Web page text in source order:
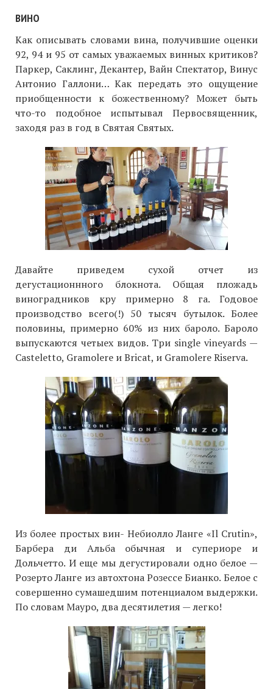
ВИНО
Как описывать словами вина, получившие оценки
92, 94 и 95 от самых уважаемых винных критиков?
Паркер, Саклинг, Декантер, Вайн Спектатор, Винус
Антонио Галлони… Как передать это ощущение
приобщенности к божественному? Может быть
что-то подобное испытывал Первосвященник,
заходя раз в год в Святая Святых.
Давайте приведем сухой отчет из
дегустационнного блокнота. Общая пложадь
виноградников кру примерно 8 га. Годовое
производство всего(!) 50 тысяч бутылок. Более
половины, примерно 60% из них бароло. Бароло
выпускаются четыех видов. Три single vineyards —
Casteletto, Gramolere и Bricat, и Gramolere Riserva.
Из более простых вин- Небиолло Ланге «Il Crutin»,
Барбера ди Альба обычная и супериоре и
Дольчетто. И еще мы дегустировали одно белое —
Розерто Ланге из автохтона Розессе Бианко. Белое с
совершенно сумашедшим потенциалом выдержки.
По словам Мауро, два десятилетия — легко!